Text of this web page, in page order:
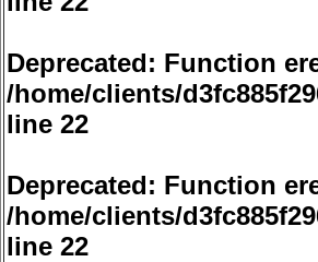
Deprecated: Function
/home/clients/
line 22
Deprecated: Function
/home/clients/
line 22